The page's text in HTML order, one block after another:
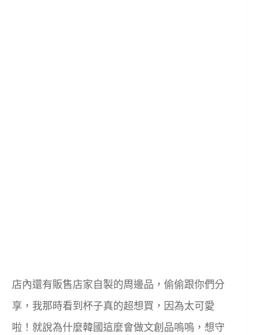
店內還有販售店家自製的周邊品，偷偷跟你們分
享，我那時看到杯子真的超想買，因為太可愛
啦！就說為什麼韓國這麼會做文創品嗚嗚，想守